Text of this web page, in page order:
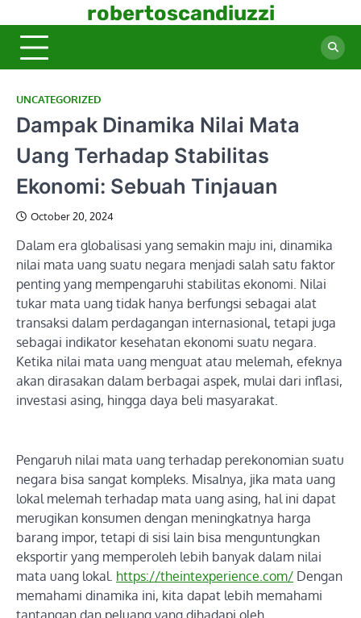
to
content
robertoscandiuzzi
UNCATEGORIZED
Dampak Dinamika Nilai Mata
Uang Terhadap Stabilitas
Ekonomi: Sebuah Tinjauan
October 20, 2024
Dalam era globalisasi yang semakin maju ini, dinamika
nilai mata uang suatu negara menjadi salah satu faktor
penting yang mempengaruhi stabilitas ekonomi. Nilai
tukar mata uang tidak hanya berfungsi sebagai alat
transaksi dalam perdagangan internasional, tetapi juga
sebagai indikator kesehatan ekonomi suatu negara.
Ketika nilai mata uang menguat atau melemah, efeknya
akan dirasakan dalam berbagai aspek, mulai dari inflasi,
investasi asing, hingga daya beli masyarakat.
Pengaruh nilai mata uang terhadap perekonomian suatu
negara bisa sangat kompleks. Misalnya, jika mata uang
lokal melemah terhadap mata uang asing, hal ini dapat
merugikan konsumen dengan meningkatnya harga
barang impor, tetapi di sisi lain bisa menguntungkan
eksportir yang memperoleh lebih banyak dalam nilai
mata uang lokal. https://theintexperience.com/ Dengan
memahami dinamika ini, kita dapat lebih memahami
tantangan dan peluang yang dihadapi oleh